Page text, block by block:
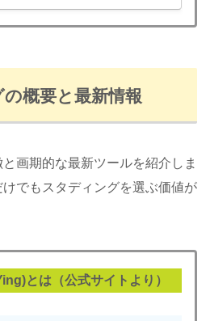
計士、社労士、中小企業診断士、行政書士、
ど！割引キャンペーンの年間回数と割引額目
概要と最新情報
画期的な最新ツールを紹介しま
でもスタディングを選ぶ価値が
とは（公式サイトより）